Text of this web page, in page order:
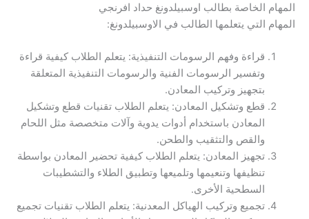
المهام الخاصة بطالب اوسبيلدونغ حداد افرنجي
المهام التي يتعلمها الطالب في الاوسبيلدونغ:
قراءة وفهم الرسومات التنفيذية: يتعلم الطلاب كيفية قراءة
وتفسير الرسومات الفنية والرسومات التنفيذية المتعلقة
بتجهيز وتركيب المعادن.
قطع وتشكيل المعادن: يتعلم الطلاب تقنيات قطع وتشكيل
المعادن باستخدام أدوات يدوية وآلات متخصصة مثل اللحام
والقص والتثقيب والطحن.
تجهيز المعادن: يتعلم الطلاب كيفية تحضير المعادن بواسطة
تنظيفها وتنعيمها وتلميعها وتطبيق الطلاء والتشطيبات
السطحية الأخرى.
تجميع وتركيب الهياكل المعدنية: يتعلم الطلاب تقنيات تجميع